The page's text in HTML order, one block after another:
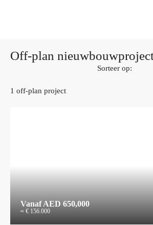
Off-plan
1 off-plan project
Sorteer op:
VanafAED 650,000
≈ € 156.000